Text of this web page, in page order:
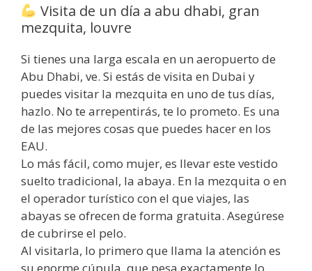
Visita de un día a abu dhabi, gran
mezquita, louvre
Si tienes una larga escala en un aeropuerto de
Abu Dhabi, ve. Si estás de visita en Dubai y
puedes visitar la mezquita en uno de tus días,
hazlo. No te arrepentirás, te lo prometo. Es una
de las mejores cosas que puedes hacer en los
EAU.
Lo más fácil, como mujer, es llevar este vestido
suelto tradicional, la abaya. En la mezquita o en
el operador turístico con el que viajes, las
abayas se ofrecen de forma gratuita. Asegúrese
de cubrirse el pelo.
Al visitarla, lo primero que llama la atención es
su enorme cúpula, que pesa exactamente lo